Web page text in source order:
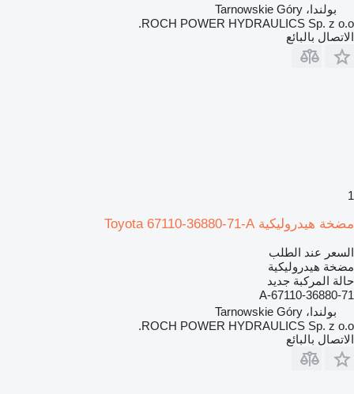
بولندا، Tarnowskie Góry
ROCH POWER HYDRAULICS Sp. z o.o.
الاتصال بالبائع
1
مضخة هيدروليكية Toyota 67110-36880-71-A
السعر عند الطلب
مضخة هيدروليكية
حالة المركبة جديد
67110-36880-71-A
بولندا، Tarnowskie Góry
ROCH POWER HYDRAULICS Sp. z o.o.
الاتصال بالبائع